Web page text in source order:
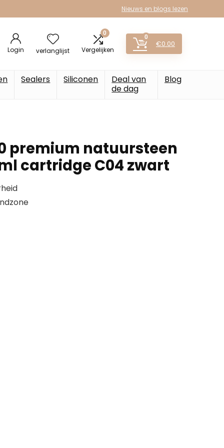
Nieuws en blogs lezen
Login verlanglijst
0
Vergelijken
0
€0.00
Sealers Siliconen
Deal van
de dag
Blog
premium natuursteen
cartridge C04 zwart